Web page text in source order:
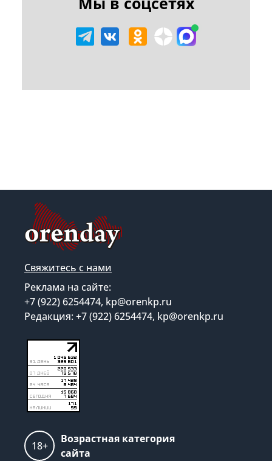
Свяжитесь с нами
Реклама на сайте:
+7 (922) 6254474, kp@orenkp.ru
Редакция: +7 (922) 6254474, kp@orenkp.ru
18+
Возрастная категория
сайта